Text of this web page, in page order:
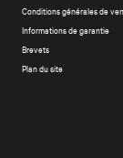
Conditions générales de
Informations de garantie
Brevets
Plan du site